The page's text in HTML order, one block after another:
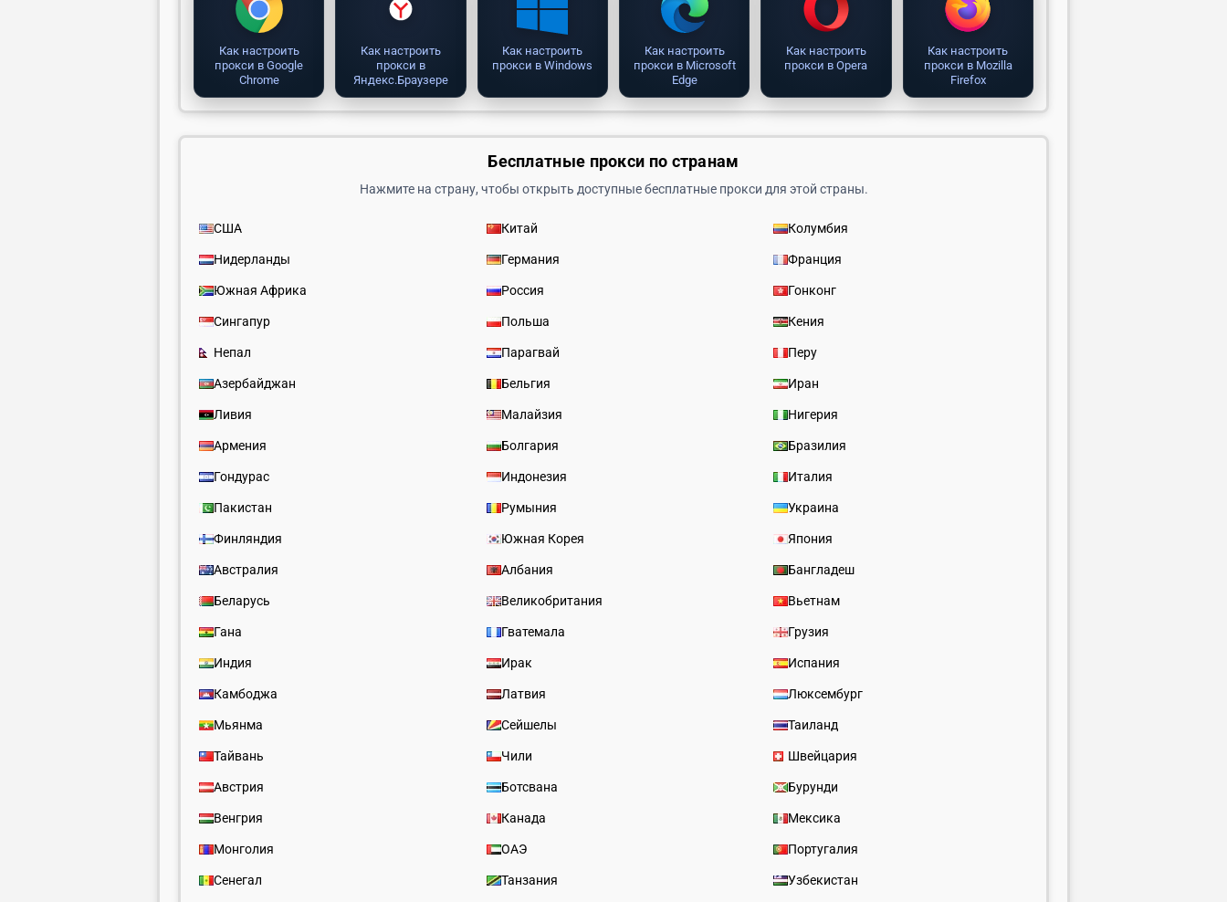
Как настроить
прокси в Google
Chrome
Как настроить
прокси в
Яндекс.Браузере
Как настроить
прокси в Windows
Как настроить
прокси в Microsoft
Edge
Как настроить
прокси в Opera
Как настроить
прокси в Mozilla
Firefox
Бесплатные прокси по странам
Нажмите на страну, чтобы открыть доступные бесплатные прокси для этой страны.
США Китай Колумбия
Нидерланды Германия Франция
Южная Африка Россия Гонконг
Сингапур Польша Кения
Непал Парагвай Перу
Азербайджан Бельгия Иран
Ливия Малайзия Нигерия
Армения Болгария Бразилия
Гондурас Индонезия Италия
Пакистан Румыния Украина
Финляндия Южная Корея Япония
Австралия Албания Бангладеш
Беларусь Великобритания Вьетнам
Гана Гватемала Грузия
Индия Ирак Испания
Камбоджа Латвия Люксембург
Мьянма Сейшелы Таиланд
Тайвань Чили Швейцария
Австрия Ботсвана Бурунди
Венгрия Канада Мексика
Монголия ОАЭ Португалия
Сенегал Танзания Узбекистан